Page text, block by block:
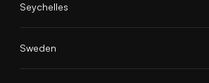
Seychelles
Sweden